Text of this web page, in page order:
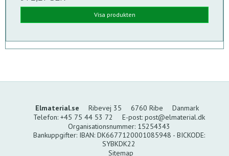
Visa produkten
Elmaterial.se Ribevej 35 6760 Ribe
Danmark
Telefon: +45 75 44 53 72 E-post: post@elmaterial.dk
Organisationsnummer:15254343
Bankuppgifter:IBAN: DK6677120001085948 - BICKODE:
SYBKDK22
Sitemap